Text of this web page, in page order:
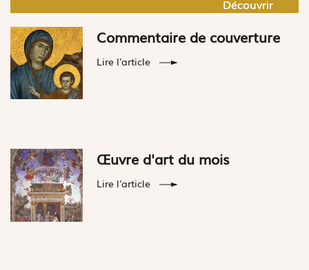
Découvrir
Découvrir
Commentaire de couverture
Lire l'article
Œuvre d'art du mois
Lire l'article